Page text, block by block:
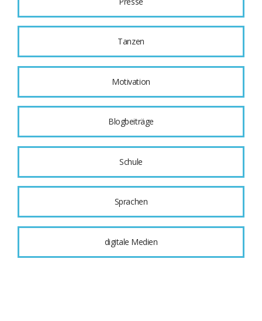
Tanzen
Motivation
Blogbeiträge
Schule
Sprachen
digitale Medien